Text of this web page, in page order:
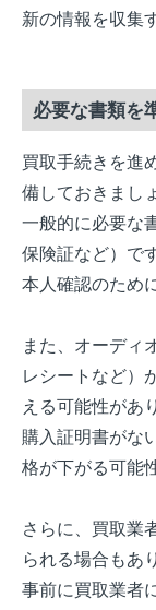
新の情報を収集
必要な書類を
買取手続きを進
備しておきまし
一般的に必要な
保険証など）で
本人確認のため
また、オーディ
レシートなど）
える可能性があ
購入証明書がな
格が下がる可能
さらに、買取業
られる場合もあ
事前に買取業者